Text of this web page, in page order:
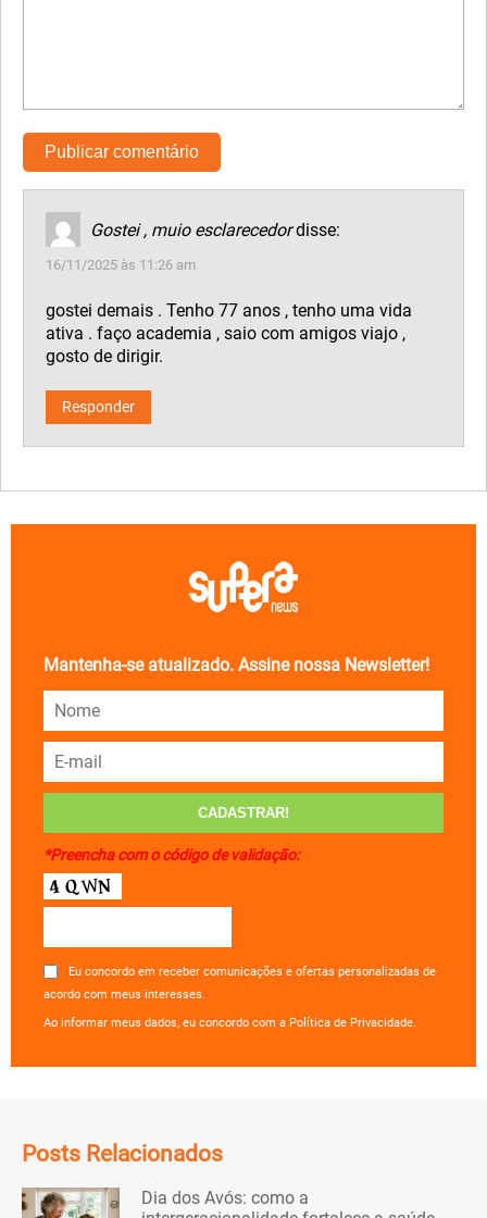
Gostei , muio esclarecedor disse:
16/11/2025 às 11:26 am
gostei demais . Tenho 77 anos , tenho uma vida
ativa . faço academia , saio com amigos viajo ,
gosto de dirigir.
Responder
Mantenha-se atualizado. Assine nossa Newsletter!
*Preencha com o código de validação:
Eu concordo em receber comunicações e ofertas personalizadas de
acordo com meus interesses.
Ao informar meus dados, eu concordo com a Política de Privacidade.
Posts Relacionados
Dia dos Avós: como a